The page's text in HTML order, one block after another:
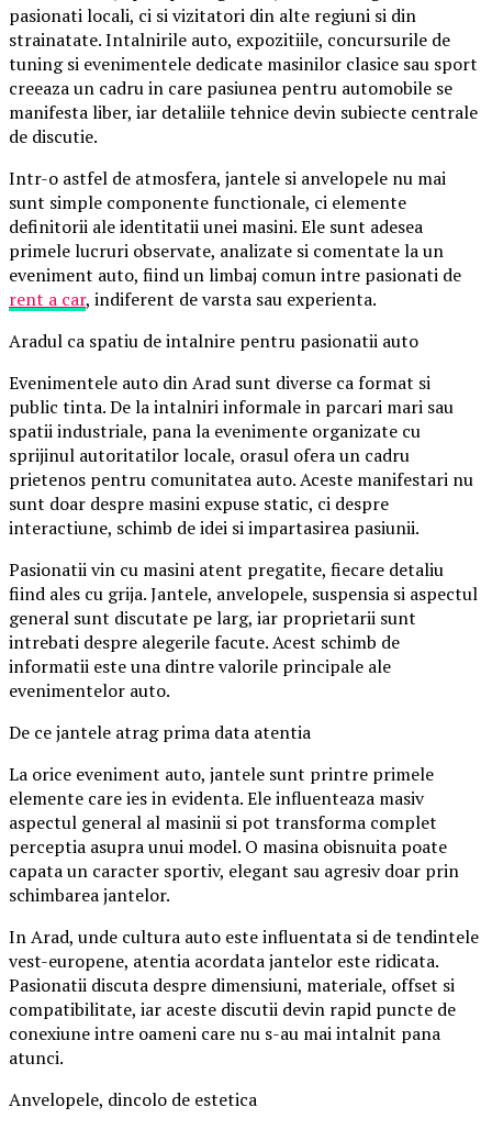
pasionati locali, ci si vizitatori din alte regiuni si din
strainatate. Intalnirile auto, expozitiile, concursurile de
tuning si evenimentele dedicate masinilor clasice sau sport
creeaza un cadru in care pasiunea pentru automobile se
manifesta liber, iar detaliile tehnice devin subiecte centrale
de discutie.
Intr-o astfel de atmosfera, jantele si anvelopele nu mai
sunt simple componente functionale, ci elemente
definitorii ale identitatii unei masini. Ele sunt adesea
primele lucruri observate, analizate si comentate la un
eveniment auto, fiind un limbaj comun intre pasionati de
rent a car, indiferent de varsta sau experienta.
Aradul ca spatiu de intalnire pentru pasionatii auto
Evenimentele auto din Arad sunt diverse ca format si
public tinta. De la intalniri informale in parcari mari sau
spatii industriale, pana la evenimente organizate cu
sprijinul autoritatilor locale, orasul ofera un cadru
prietenos pentru comunitatea auto. Aceste manifestari nu
sunt doar despre masini expuse static, ci despre
interactiune, schimb de idei si impartasirea pasiunii.
Pasionatii vin cu masini atent pregatite, fiecare detaliu
fiind ales cu grija. Jantele, anvelopele, suspensia si aspectul
general sunt discutate pe larg, iar proprietarii sunt
intrebati despre alegerile facute. Acest schimb de
informatii este una dintre valorile principale ale
evenimentelor auto.
De ce jantele atrag prima data atentia
La orice eveniment auto, jantele sunt printre primele
elemente care ies in evidenta. Ele influenteaza masiv
aspectul general al masinii si pot transforma complet
perceptia asupra unui model. O masina obisnuita poate
capata un caracter sportiv, elegant sau agresiv doar prin
schimbarea jantelor.
In Arad, unde cultura auto este influentata si de tendintele
vest-europene, atentia acordata jantelor este ridicata.
Pasionatii discuta despre dimensiuni, materiale, offset si
compatibilitate, iar aceste discutii devin rapid puncte de
conexiune intre oameni care nu s-au mai intalnit pana
atunci.
Anvelopele, dincolo de estetica